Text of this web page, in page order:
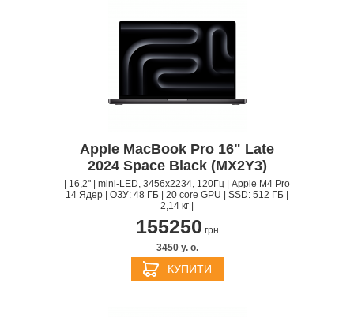
Apple MacBook Pro 16" Late
2024 Space Black (MX2Y3)
| 16,2" | mini-LED, 3456x2234, 120Гц | Apple M4 Pro
14 Ядер | ОЗУ: 48 ГБ | 20 core GPU | SSD: 512 ГБ |
2,14 кг |
155250 грн
3450 y. о.
КУПИТИ